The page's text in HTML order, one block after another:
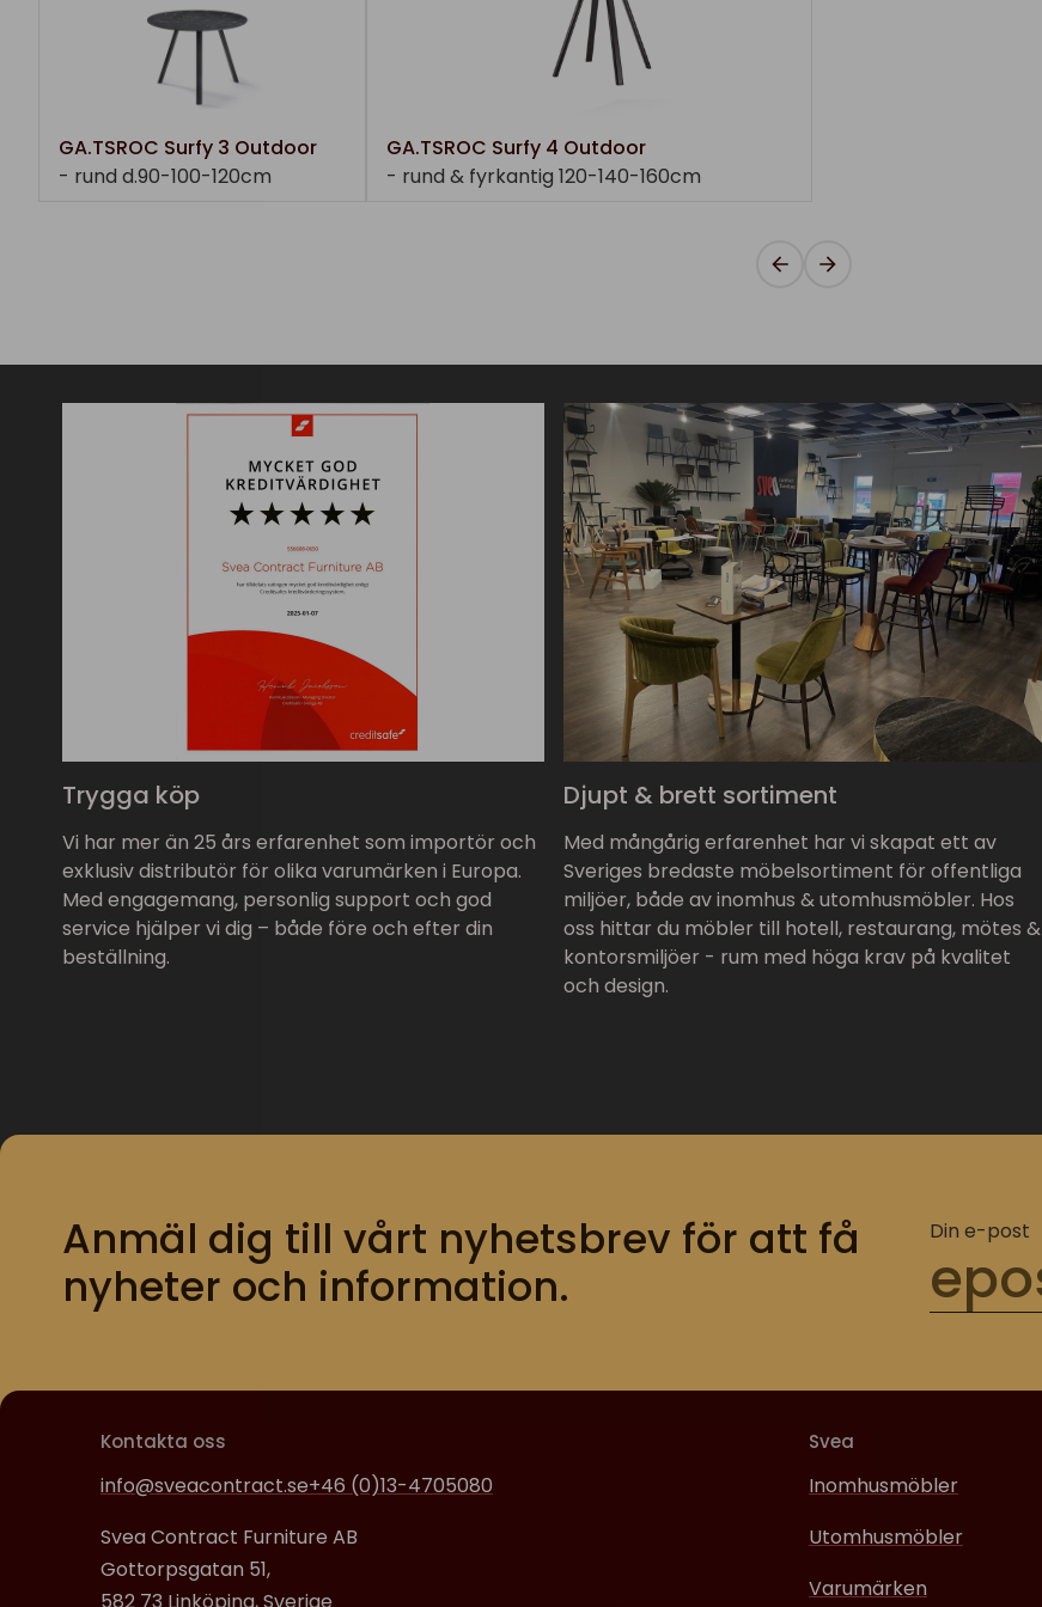
GA.TSROC Surfy 3 Outdoor
- rund d.90-100-120cm
GA.TSROC Surfy 4 Outdoor
- rund & fyrkantig 120-140-160cm
Trygga köp
Vi har mer än 25 års erfarenhet som importör och
exklusiv distributör för olika varumärken i Europa.
Med engagemang, personlig support och god
service hjälper vi dig – både före och efter din
beställning.
Djupt & brett sortiment
Med mångårig erfarenhet har vi skapat ett av
Sveriges bredaste möbelsortiment för offentliga
miljöer, både av inomhus & utomhusmöbler. Hos
oss hittar du möbler till hotell, restaurang, mötes &
kontorsmiljöer - rum med höga krav på kvalitet
och design.
Anmäl dig till vårt nyhetsbrev för att få
nyheter och information.
Din e-post
Kontakta oss
info@sveacontract.se+46 (0)13-4705080
Svea Contract Furniture AB
Gottorpsgatan 51,
Svea
Inomhusmöbler
Utomhusmöbler
Varumärken